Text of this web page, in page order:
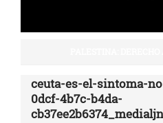
ceuta-es-el-sintoma-
0dcf-4b7c-b4da-